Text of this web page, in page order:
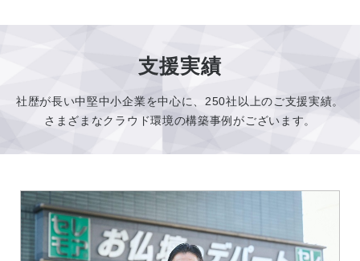
支援実績
社歴が長い中堅中小企業を中心に、250社以上のご支援実績。
さまざまなクラウド環境の構築事例がございます。